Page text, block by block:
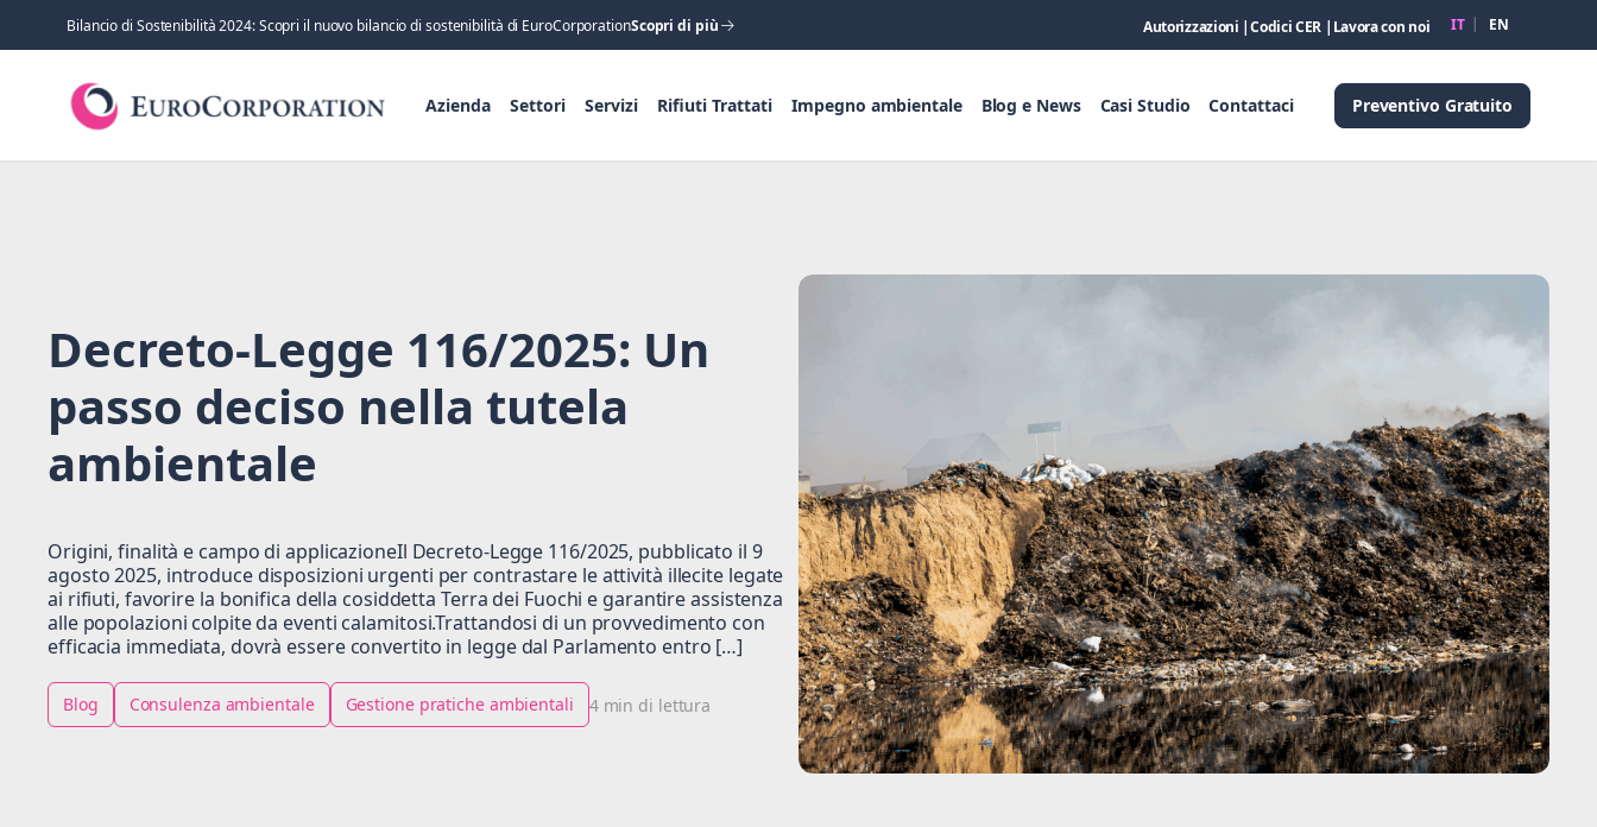
Bilancio di Sostenibilità 2024: Scopri il nuovo bilancio di sostenibilità di EuroCorporationScopri di più Autorizzazioni |Codici CER | Lavora con noi IT EN
Azienda Settori Servizi Rifiuti Trattati Impegno ambientale Blog e News Casi Studio Contattaci Preventivo Gratuito
Decreto-Legge 116/2025: Un
passo deciso nella tutela
ambientale
Origini, finalità e campo di applicazioneIl Decreto-Legge 116/2025, pubblicato il 9
agosto 2025, introduce disposizioni urgenti per contrastare le attività illecite legate
ai rifiuti, favorire la bonifica della cosiddetta Terra dei Fuochi e garantire assistenza
alle popolazioni colpite da eventi calamitosi.Trattandosi di un provvedimento con
efficacia immediata, dovrà essere convertito in legge dal Parlamento entro […]
Blog Consulenza ambientale Gestione pratiche ambientali 4 min di lettura